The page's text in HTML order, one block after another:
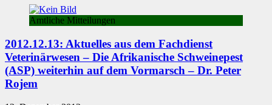
Amtliche Mitteilungen
2012.12.13: Aktuelles aus dem Fachdienst
Veterinärwesen – Die Afrikanische Schweinepest
(ASP) weiterhin auf dem Vormarsch – Dr. Peter
Rojem